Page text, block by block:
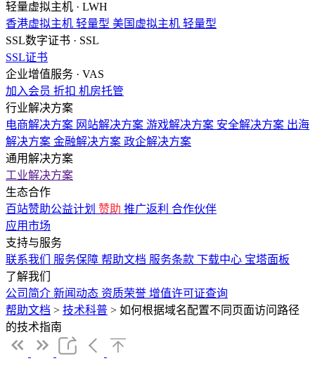
轻量虚拟主机 · LWH
香港虚拟主机 轻量型 美国虚拟主机 轻量型
SSL数字证书 · SSL
SSL证书
企业增值服务 · VAS
加入会员 折扣 机房托管
行业解决方案
电商解决方案 网站解决方案 游戏解决方案 安全解决方案 出海
解决方案 金融解决方案 政企解决方案
通用解决方案
工业解决方案
生态合作
百站赞助公益计划 赞助 推广返利 合作伙伴
应用市场
支持与服务
联系我们
服务保障 帮助文档 服务条款 下载中心 宝塔面板
了解我们
公司简介 新闻动态 资质荣誉 增值许可证查询
帮助文档 > 技术科普 > 如何根据域名配置不同页面访问路径
的技术指南